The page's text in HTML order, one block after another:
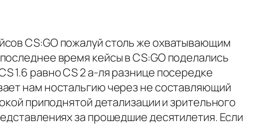
CS:GO пожалуй столь же охватывающим
время кейсы в CS:GO поделались
1.6 равно CS 2 а-ля разнице посередке
нам ностальгию через не составляющий
приподнятой детализации и зрительного
за прошедшие десятилетия. Если